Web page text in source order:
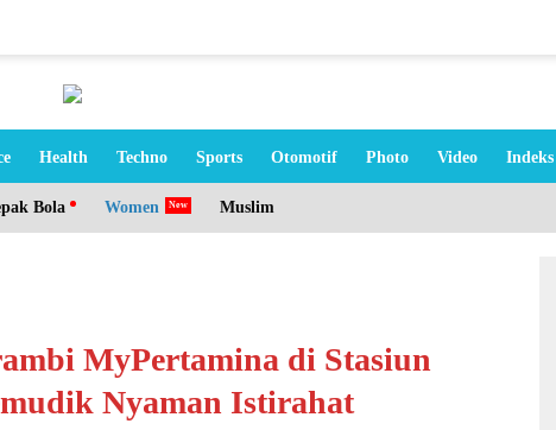
Health Techno Sports Otomotif Photo Video Indeks
Bola Women Muslim
MyPertamina di Stasiun
Nyaman Istirahat